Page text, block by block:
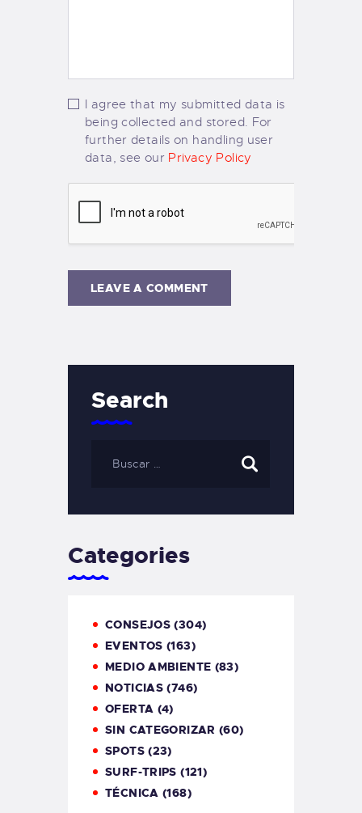
I agree that my submitted data is
being collected and stored. For
further details on handling user
data, see our Privacy Policy
Search
Categories
CONSEJOS (304)
EVENTOS (163)
MEDIO AMBIENTE (83)
NOTICIAS (746)
OFERTA (4)
SIN CATEGORIZAR (60)
SPOTS(23)
SURF-TRIPS (121)
TÉCNICA (168)